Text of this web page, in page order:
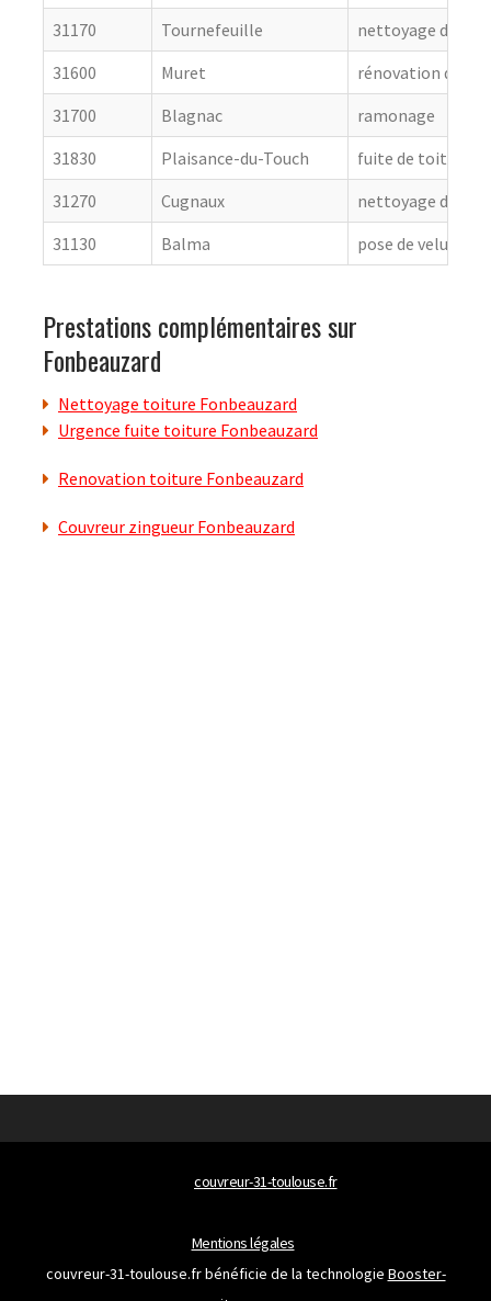
31170
Tournefeuille
nettoyage de
31600
Muret
rénovation de
31700
Blagnac
ramonage
31830
Plaisance-du-Touch
fuite de toiture
31270
Cugnaux
nettoyage de
31130
Balma pose de velux
Prestations complémentaires sur
Fonbeauzard
Nettoyage toiture Fonbeauzard
Urgence fuite toiture Fonbeauzard
Renovation toiture Fonbeauzard
Couvreur zingueur Fonbeauzard
couvreur-31-toulouse.fr
Mentions légales
couvreur-31-toulouse.fr bénéficie de la technologie Booster-